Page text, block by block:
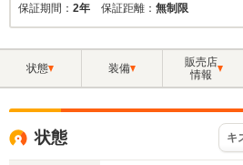
保証期間： 2年 保証距離： 無制限
状態 装備
販売店
情報
状態 キ